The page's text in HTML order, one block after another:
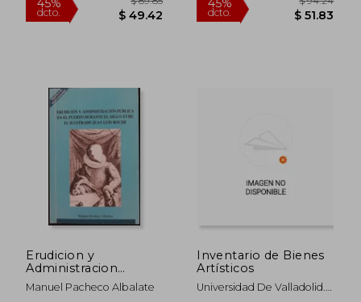
45%
dcto.
Erudicion y
Administracion
Publica en el Puerto
Durante el Siglo Xviii:
Manuel Pacheco Albalate
Inventario de Bienes
Artísticos
Universidad De Valladolid.